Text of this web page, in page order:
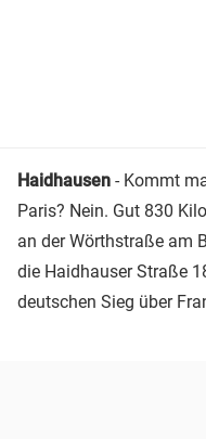
Haidhausen - Kommt
Paris? Nein. Gut 830
an der Wörthstraße am
die Haidhauser Straße
deutschen Sieg über